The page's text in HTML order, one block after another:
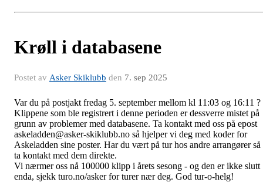
Krøll i databasene
Postet av Asker Skiklubb den 7. sep 2025
Var du på postjakt fredag 5. september mellom kl 11:03 og 16:11 ?
Klippene som ble registrert i denne perioden er dessverre mistet på
grunn av problemer med databasene. Ta kontakt med oss på epost
askeladden@asker-skiklubb.no så hjelper vi deg med koder for
Askeladden sine poster. Har du vært på tur hos andre arrangører så
ta kontakt med dem direkte.
Vi nærmer oss nå 100000 klipp i årets sesong - og den er ikke slutt
enda, sjekk turo.no/asker for turer nær deg. God tur-o-helg!